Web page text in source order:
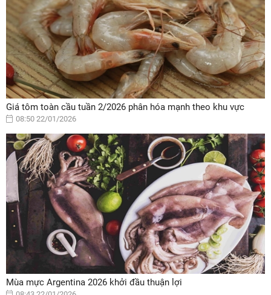
Giá tôm toàn cầu tuần 2/2026 phân hóa mạnh theo khu vực
08:50 22/01/2026
Mùa mực Argentina 2026 khởi đầu thuận lợi